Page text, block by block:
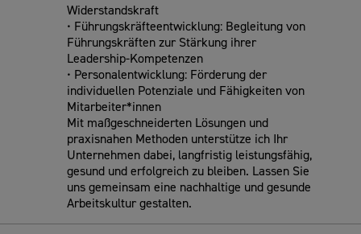
Widerstandskraft
• Führungskräfteentwicklung: Begleitung von
Führungskräften zur Stärkung ihrer
Leadership-Kompetenzen
• Personalentwicklung: Förderung der
individuellen Potenziale und Fähigkeiten von
Mitarbeiter*innen
Mit maßgeschneiderten Lösungen und
praxisnahen Methoden unterstütze ich Ihr
Unternehmen dabei, langfristig leistungsfähig,
gesund und erfolgreich zu bleiben. Lassen Sie
uns gemeinsam eine nachhaltige und gesunde
Arbeitskultur gestalten.